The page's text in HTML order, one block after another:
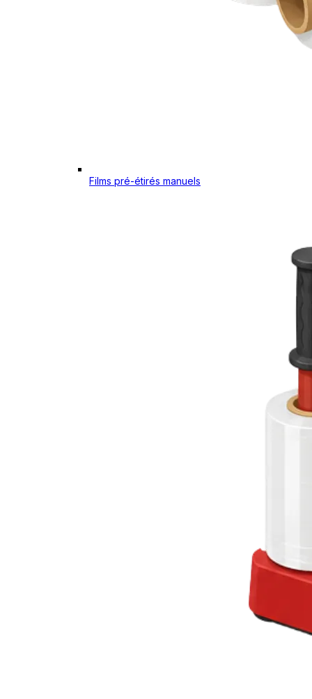
Films pré-étirés manuels